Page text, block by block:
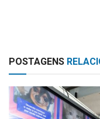
POSTAGENS